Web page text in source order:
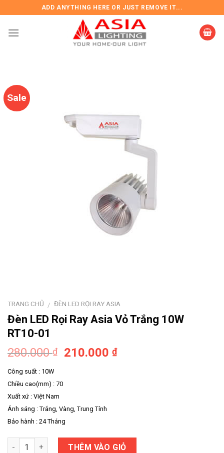
content
ADD ANYTHING HERE OR JUST REMOVE IT...
Sale
TRANG CHỦ / ĐÈN LED RỌI RAY ASIA
Đèn LED Rọi Ray Asia Vỏ Trắng 10W
RT10-01
280.000₫ 210.000₫
Công suất : 10W
Chiều cao(mm) : 70
Xuất xứ : Việt Nam
Ánh sáng : Trắng, Vàng, Trung Tính
Bảo hành : 24 Tháng
Số lượng THÊM VÀO GIỎ